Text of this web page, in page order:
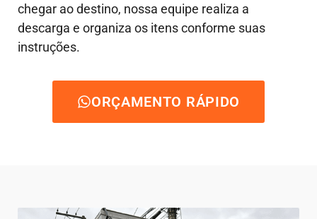
chegar ao destino, nossa equipe realiza a
descarga e organiza os itens conforme suas
instruções.
ORÇAMENTO RÁPIDO